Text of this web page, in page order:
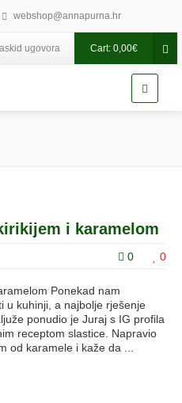
webshop@annapurna.hr
ugovora Cart: 0,00€
i karamelom
0 0
Ponekad nam
u kuhinji, a najbolje rješenje
ponudio je Juraj s IG profila
receptom slastice. Napravio
od karamele i kaže da ...